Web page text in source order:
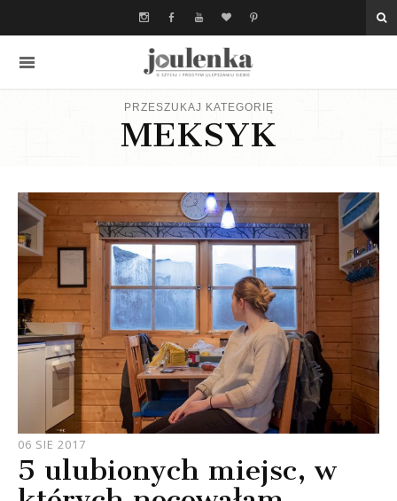
PRZESZUKAJ KATEGORIĘ
MEKSYK
06 SIE 2017
5 ulubionych miejsc, w